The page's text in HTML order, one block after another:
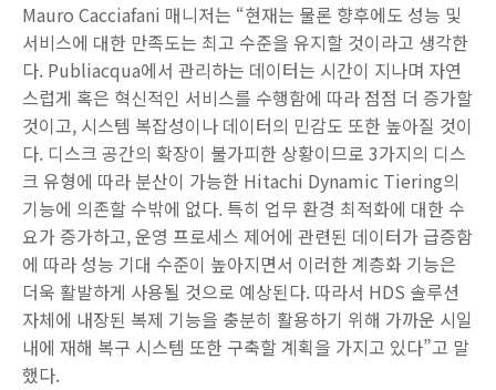
Mauro Cacciafani 매니저는 “현재는 물론 향후에도 성능 및
서비스에 대한 만족도는 최고 수준을 유지할 것이라고 생각한
다. Publiacqua에서 관리하는 데이터는 시간이 지나며 자연
스럽게 혹은 혁신적인 서비스를 수행함에 따라 점점 더 증가할
것이고, 시스템 복잡성이나 데이터의 민감도 또한 높아질 것이
다. 디스크 공간의 확장이 불가피한 상황이므로 3가지의 디스
크 유형에 따라 분산이 가능한 Hitachi Dynamic Tiering의
기능에 의존할 수밖에 없다. 특히 업무 환경 최적화에 대한 수
요가 증가하고, 운영 프로세스 제어에 관련된 데이터가 급증함
에 따라 성능 기대 수준이 높아지면서 이러한 계층화 기능은
더욱 활발하게 사용될 것으로 예상된다. 따라서 HDS 솔루션
자체에 내장된 복제 기능을 충분히 활용하기 위해 가까운 시일
내에 재해 복구 시스템 또한 구축할 계획을 가지고 있다”고 말
했다.